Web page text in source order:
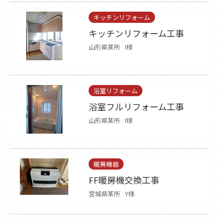
キッチンリフォーム
キッチンリフォーム工事
山形県某所 I様
浴室リフォーム
浴室フルリフォーム工事
山形県某所 I様
暖房機器
FF暖房機交換工事
宮城県某所 Y様